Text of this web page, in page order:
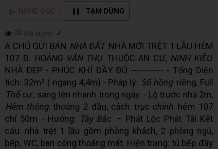
▷ NGHE ĐỌC TẠM DỪNG
✉ Đã duyệt: ✓
A CHỦ GỬI BÁN NHÀ ĐẤT NHÀ MỚI TRỆT 1 LẦU HẺM
107 Đ. HOÀNG VĂN THỤ THUỘC AN CƯ, NINH KIỀU
NHÀ ĐẸP - PHÚC KHÍ ĐẦY ĐỦ ----------- - Tổng Diện
tích: 32m² ( ngang 4,4m) - Pháp lý: Sổ hồng riêng, Full
Thổ cư, sang tên nhanh trong ngày. - Lộ trước nhà 2m,
Hẻm thông thoáng 2 đầu, cách trục chính hẻm 107
chỉ 50m - Hướng:
Tây Bắc – Phát Lộc Phát Tài Kết
cấu: nhà trệt 1 lầu gồm phòng khách, 2 phòng ngủ,
bếp, WC, ban công thoáng mát. Hiện trạng: tủ bếp đầy